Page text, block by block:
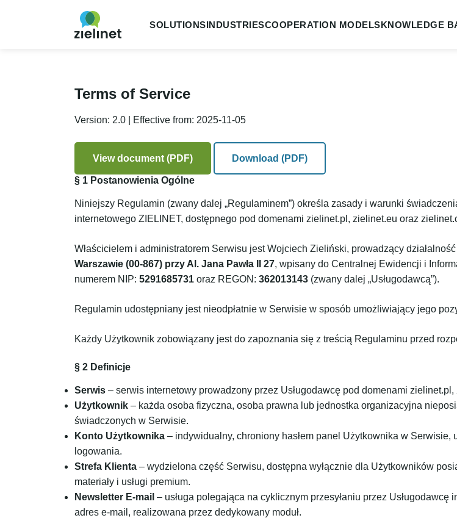
SOLUTIONSINDUSTRIESCOOPERATION MODELSKNOWLEDGE
Terms of Service
Version: 2.0 | Effective from: 2025-11-05
View document (PDF) Download (PDF)
§ 1 Postanowienia Ogólne
Niniejszy Regulamin (zwany dalej „Regulaminem”) określa zasady i warunki
internetowego ZIELINET, dostępnego pod domenami zielinet.pl, zielinet.eu oraz
Właścicielem i administratorem Serwisu jest Wojciech Zieliński, prowadzący
Warszawie (00-867) przy Al. Jana Pawła II 27, wpisany do Centralnej Ewidencji i
numerem NIP: 5291685731 oraz REGON: 362013143 (zwany dalej „Usługodawcą”).
Regulamin udostępniany jest nieodpłatnie w Serwisie w sposób umożliwiający jego
Każdy Użytkownik zobowiązany jest do zapoznania się z treścią Regulaminu przed
§ 2 Definicje
Serwis – serwis internetowy prowadzony przez Usługodawcę pod domenami
Użytkownik – każda osoba fizyczna, osoba prawna lub jednostka organizacyjna
świadczonych w Serwisie.
Konto Użytkownika – indywidualny, chroniony hasłem panel Użytkownika w
logowania.
Strefa Klienta – wydzielona część Serwisu, dostępna wyłącznie dla Użytkowników
materiały i usługi premium.
Newsletter E-mail – usługa polegająca na cyklicznym przesyłaniu przez
adres e-mail, realizowana przez dedykowany moduł.